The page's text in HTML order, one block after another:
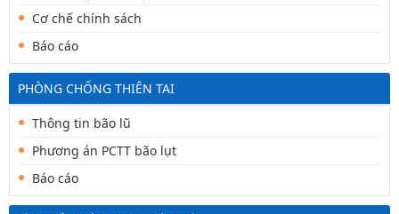
Cơ chế chính sách
Báo cáo
PHÒNG CHỐNG THIÊN TAI
Thông tin bão lũ
Phương án PCTT bão lụt
Báo cáo